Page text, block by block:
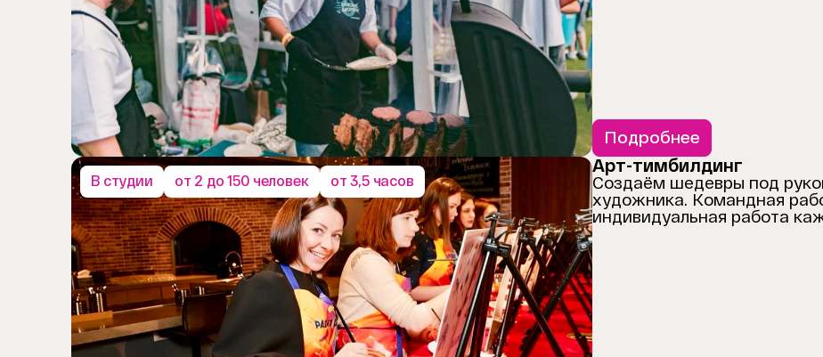
Подробнее
В студии от 2 до 150 человек от 3,5 часов
Арт-тимбилдинг
Создаём шедевры под
художника. Командная
индивидуальная работа